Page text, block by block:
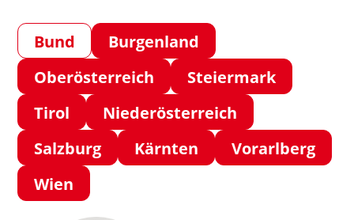
Bund
Burgenland
Oberösterreich
Steiermark
Tirol
Niederösterreich
Salzburg
Kärnten
Vorarlberg
Wien